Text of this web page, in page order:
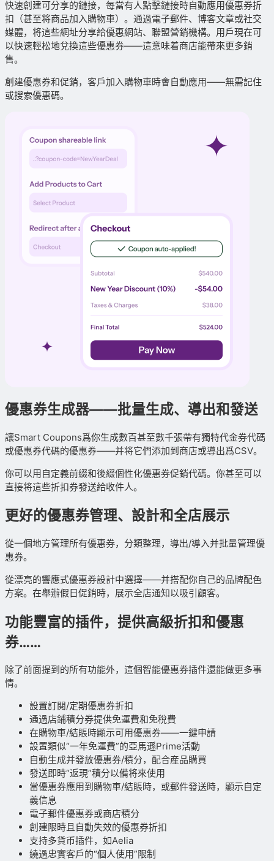
快速創建可分享的鏈接，每當有人點擊鏈接時自動應用優惠券折
扣（甚至将商品加入購物車）。通過電子郵件、博客文章或社交
媒體，将這些網址分享給優惠網站、聯盟營銷機構。用戶現在可
以快速輕松地兌換這些優惠券——這意味着商店能帶來更多銷
售。
創建優惠券和促銷，客戶加入購物車時會自動應用——無需記住
或搜索優惠碼。
優惠券生成器——批量生成、導出和發送
讓Smart Coupons爲你生成數百甚至數千張帶有獨特代金券代碼
或優惠券代碼的優惠券——并将它們添加到商店或導出爲CSV。
你可以用自定義前綴和後綴個性化優惠券促銷代碼。你甚至可以
直接将這些折扣券發送給收件人。
更好的優惠券管理、設計和全店展示
從一個地方管理所有優惠券，分類整理，導出/導入并批量管理優
惠券。
從漂亮的響應式優惠券設計中選擇——并搭配你自己的品牌配色
方案。在舉辦假日促銷時，展示全店通知以吸引顧客。
功能豐富的插件，提供高級折扣和優惠
券……
除了前面提到的所有功能外，這個智能優惠券插件還能做更多事
情。
設置訂閱/定期優惠券折扣
通過店鋪積分券提供免運費和免稅費
在購物車/結賬時顯示可用優惠券——一鍵申請
設置類似“一年免運費”的亞馬遜Prime活動
自動生成并發放優惠券/積分，配合産品購買
發送即時“返現”積分以備将來使用
當優惠券應用到購物車/結賬時，或郵件發送時，顯示自定
義信息
電子郵件優惠券或商店積分
創建限時且自動失效的優惠券折扣
支持多貨币插件，如Aelia
繞過忠實客戶的“個人使用”限制